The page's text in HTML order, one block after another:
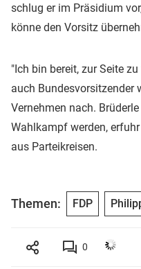
schlug er im Präsidium
könne den Vorsitz
"Ich bin bereit, zur Seite
auch Bundesvorsitzender
Vernehmen nach.
Wahlkampf werden,
aus Parteikreisen.
Themen: FDP
0